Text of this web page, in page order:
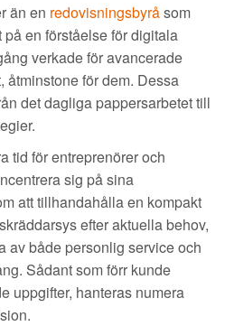
än en redovisningsbyråsom
en förståelse för digitala
verkade för avancerade
åtminstone för dem. Dessa
det dagliga pappersarbetet till
tid för entreprenörer och
sig på sina
att tillhandahålla en kompakt
efter aktuella behov,
av både personlig service och
Sådant som förr kunde
uppgifter, hanteras numera